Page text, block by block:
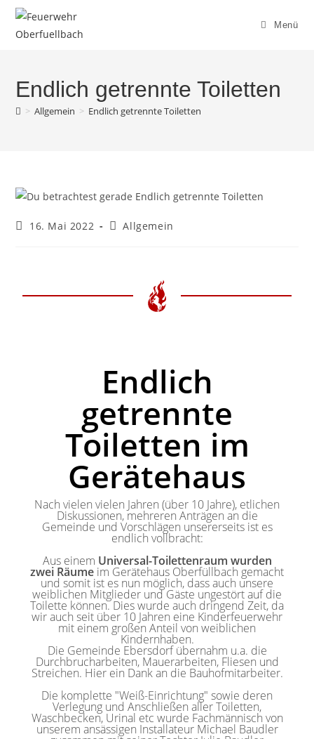
Menü
Endlich getrennte Toiletten
> Allgemein > Endlich getrennte Toiletten
16. Mai 2022 Allgemein
Endlich
getrennte
Toiletten im
Gerätehaus
Nach vielen vielen Jahren (über 10 Jahre), etlichen
Diskussionen, mehreren Anträgen an die
Gemeinde und Vorschlägen unsererseits ist es
endlich vollbracht:
Aus einem Universal-Toilettenraum wurden
zwei Räume im Gerätehaus Oberfüllbach gemacht
und somit ist es nun möglich, dass auch unsere
weiblichen Mitglieder und Gäste ungestört auf die
Toilette können. Dies wurde auch dringend Zeit, da
wir auch seit über 10 Jahren eine Kinderfeuerwehr
mit einem großen Anteil von weiblichen
Kindernhaben.
Die Gemeinde Ebersdorf übernahm u.a. die
Durchbrucharbeiten, Mauerarbeiten, Fliesen und
Streichen. Hier ein Dank an die Bauhofmitarbeiter.
Die komplette "Weiß-Einrichtung" sowie deren
Verlegung und Anschließen aller Toiletten,
Waschbecken, Urinal etc wurde Fachmännisch von
unserem ansässigen Installateur Michael Baudler